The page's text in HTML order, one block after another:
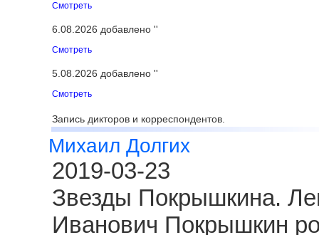
Смотреть
6.08.2026 добавлено ''
Смотреть
5.08.2026 добавлено ''
Смотреть
Запись дикторов и корреспондентов.
Михаил Долгих
2019-03-23
Звезды Покрышкина.
Иванович Покрышкин